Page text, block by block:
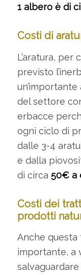
1 albero è di
Costi di
L’aratura, per
previsto
del settore
erbacce
ogni ciclo di
dalle 3-4
e dalla
di circa 50€ a
Costi dei
prodotti
Anche questa
importante, a
salvaguardare